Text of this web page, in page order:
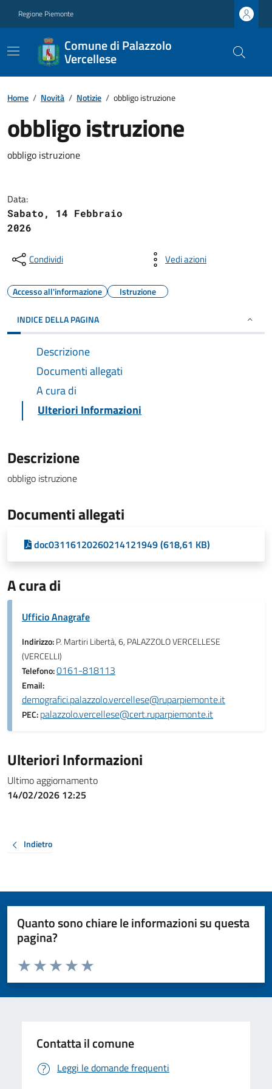
Regione Piemonte
Comune di Palazzolo
Vercellese
Home / Novità / Notizie / obbligo istruzione
obbligo istruzione
obbligo istruzione
Data:
Sabato, 14 Febbraio
2026
Condividi Vedi azioni
Accesso all'informazione Istruzione
INDICE DELLA PAGINA
Descrizione
Documenti allegati
A cura di
Ulteriori Informazioni
Descrizione
obbligo istruzione
Documenti allegati
doc03116120260214121949 (618,61 KB)
A cura di
Ufficio Anagrafe
Indirizzo:P. Martiri Libertà, 6, PALAZZOLO VERCELLESE
(VERCELLI)
Telefono:0161-818113
Email:
demografici.palazzolo.vercellese@ruparpiemonte.it
PEC:palazzolo.vercellese@cert.ruparpiemonte.it
Ulteriori Informazioni
Ultimo aggiornamento
14/02/2026 12:25
Indietro
Quanto sono chiare le informazioni su questa
pagina?
Valuta da 1 a 5 stelle la pagina
Valuta 5 stelle su 5
Valuta 4 stelle su 5
Valuta 3 stelle su 5
Valuta 2 stelle su 5
Valuta 1 stelle su 5
Contatta il comune
Leggi le domande frequenti